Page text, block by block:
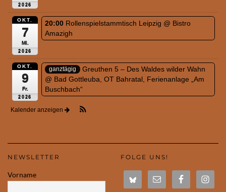
2026
OKT.
7
Mi.
2026
20:00 Rollenspielstammtisch Leipzig @ Bistro
Amazigh
OKT.
9
Fr.
2026
ganztägig
Greuthen 5 – Des Waldes wilder Wahn
@ Bad Gottleuba, OT Bahratal, Ferienanlage „Am
Buschbach“
Kalender anzeigen
NEWSLETTER
Vorname
FOLGE UNS!